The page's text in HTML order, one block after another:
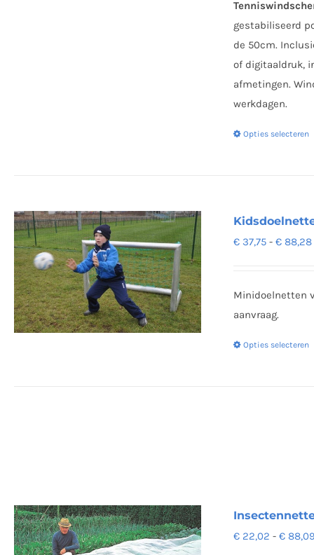
gestabiliseerd
de 50cm.
of digitaaldruk,
afmetingen.
werkdagen.
Opties selecteren
€ 37,75 - € 88,28
Minidoelnetten
aanvraag.
Opties selecteren
€ 22,02 - €